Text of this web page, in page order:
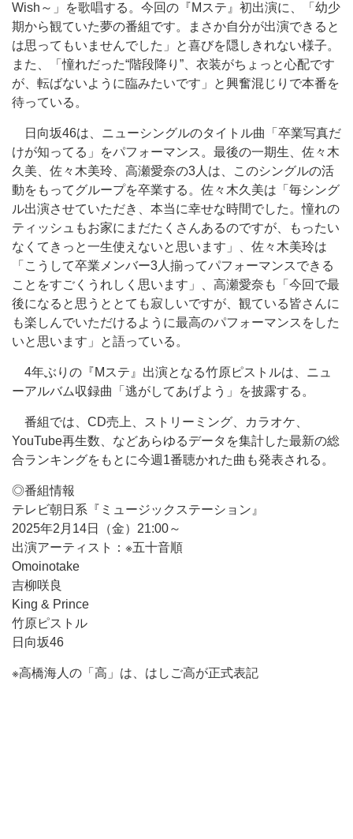
Wish～」を歌唱する。今回の『Mステ』初出演に、「幼少
期から観ていた夢の番組です。まさか自分が出演できると
は思ってもいませんでした」と喜びを隠しきれない様子。
また、「憧れだった“階段降り”、衣装がちょっと心配です
が、転ばないように臨みたいです」と興奮混じりで本番を
待っている。
日向坂46は、ニューシングルのタイトル曲「卒業写真だ
けが知ってる」をパフォーマンス。最後の一期生、佐々木
久美、佐々木美玲、高瀬愛奈の3人は、このシングルの活
動をもってグループを卒業する。佐々木久美は「毎シング
ル出演させていただき、本当に幸せな時間でした。憧れの
ティッシュもお家にまだたくさんあるのですが、もったい
なくてきっと一生使えないと思います」、佐々木美玲は
「こうして卒業メンバー3人揃ってパフォーマンスできる
ことをすごくうれしく思います」、高瀬愛奈も「今回で最
後になると思うととても寂しいですが、観ている皆さんに
も楽しんでいただけるように最高のパフォーマンスをした
いと思います」と語っている。
4年ぶりの『Mステ』出演となる竹原ピストルは、ニュ
ーアルバム収録曲「逃がしてあげよう」を披露する。
番組では、CD売上、ストリーミング、カラオケ、
YouTube再生数、などあらゆるデータを集計した最新の総
合ランキングをもとに今週1番聴かれた曲も発表される。
◎番組情報
テレビ朝日系『ミュージックステーション』
2025年2月14日（金）21:00～
出演アーティスト：※五十音順
Omoinotake
吉柳咲良
King & Prince
竹原ピストル
日向坂46
※高橋海人の「高」は、はしご高が正式表記